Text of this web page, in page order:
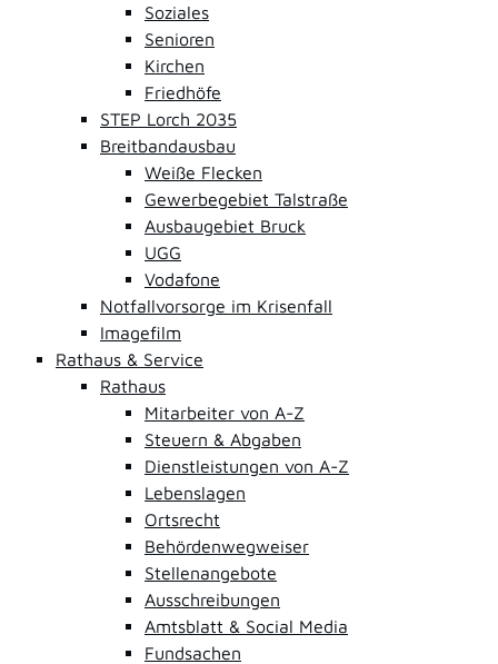
Soziales
Senioren
Kirchen
Friedhöfe
STEP Lorch 2035
Breitbandausbau
Weiße Flecken
Gewerbegebiet Talstraße
Ausbaugebiet Bruck
UGG
Vodafone
Notfallvorsorge im Krisenfall
Imagefilm
Rathaus & Service
Rathaus
Mitarbeiter von A-Z
Steuern & Abgaben
Dienstleistungen von A-Z
Lebenslagen
Ortsrecht
Behördenwegweiser
Stellenangebote
Ausschreibungen
Amtsblatt & Social Media
Fundsachen